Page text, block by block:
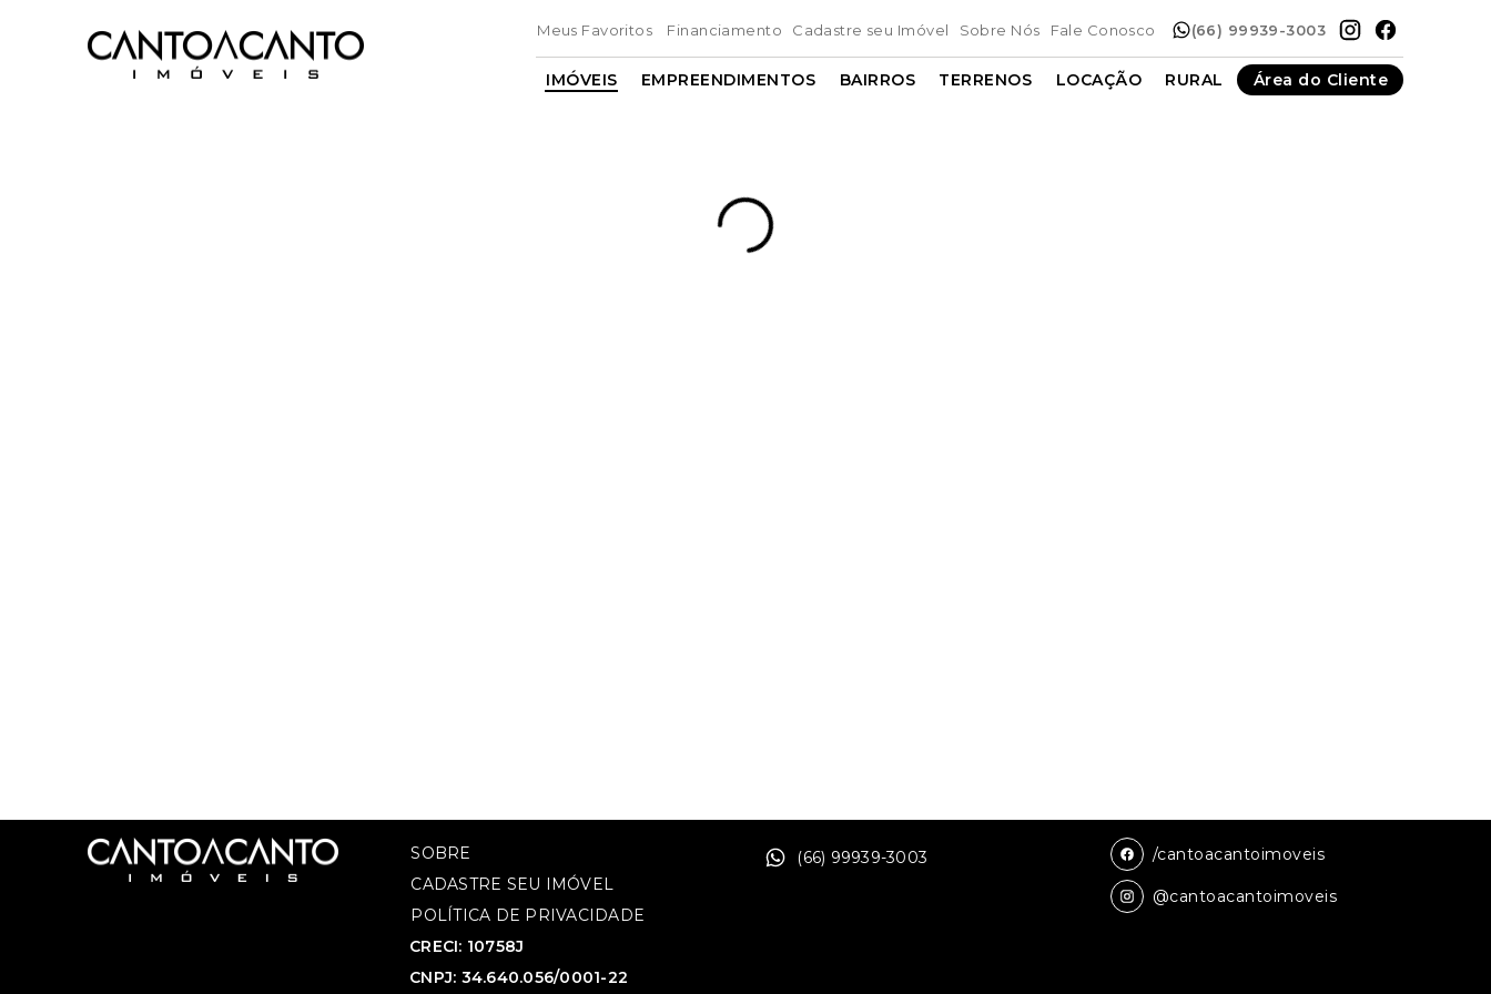
Meus Favoritos Financiamento Cadastre seu Imóvel Sobre Nós Fale Conosco (66) 99939-3003
IMÓVEIS EMPREENDIMENTOS BAIRROS TERRENOS LOCAÇÃO RURAL Área do Cliente
SOBRE
CADASTRE SEU IMÓVEL
POLÍTICA DE PRIVACIDADE
CRECI: 10758J
CNPJ: 34.640.056/0001-22
(66) 99939-3003 /cantoacantoimoveis
@cantoacantoimoveis